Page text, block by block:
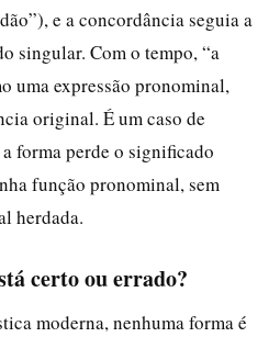
e a concordância seguia a
singular. Com o tempo, “a
uma expressão pronominal,
original. É um caso de
forma perde o significado
função pronominal, sem
herdada.
certo ou errado?
moderna, nenhuma forma é